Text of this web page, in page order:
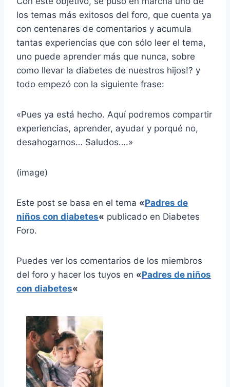
los temas más exitosos del foro, que cuenta ya
con centenares de comentarios y acumula
tantas experiencias que con sólo leer el tema,
uno puede aprender más que nunca, sobre
como llevar la diabetes de nuestros hijos!? y
todo empezó con la siguiente frase:
«Pues ya está hecho. Aquí podremos compartir
experiencias, aprender, ayudar y porqué no,
desahogarnos… Saludos….»
(image)
Este post se basa en el tema «Padres de
niños con diabetes« publicado en Diabetes
Foro.
Puedes ver los comentarios de los miembros
del foro y hacer los tuyos en «Padres de niños
con diabetes«